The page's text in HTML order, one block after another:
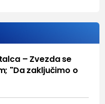
– Zvezda se
"Da zaključimo o